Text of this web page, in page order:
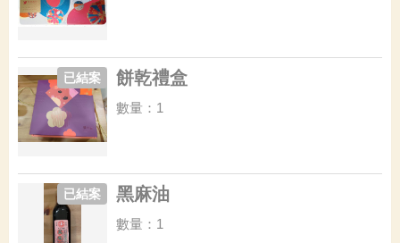
餅乾禮盒
已結案
數量：1
黑麻油
已結案
數量：1